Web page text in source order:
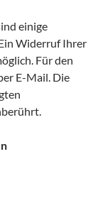
einige
Widerruf Ihrer
Für den
E-Mail. Die